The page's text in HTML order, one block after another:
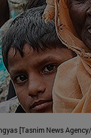
[Tasnim News